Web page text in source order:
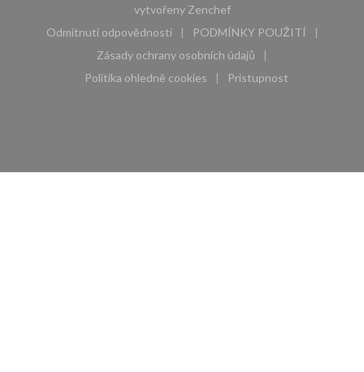
vytvořeny Zenchef((otevře se v novém okně))
Odmítnutí odpovědnosti
((otevře se v novém okně))
PODMÍNKY POUŽITÍ
((otevře se v novém
Zásady ochrany osobních údajů
((otevře se v novém okně))
Politika ohledně cookies
((otevře se v novém okně))
Pristupnost
((otevře se v novém